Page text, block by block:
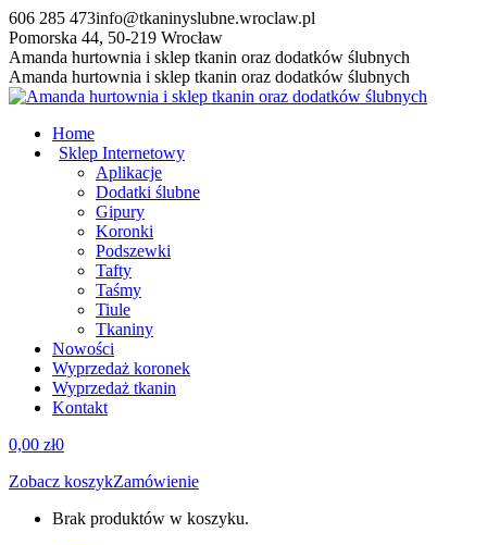
Przewiń
do
zawartości
606 285 473info@tkaninyslubne.wroclaw.pl
Pomorska 44, 50-219 Wrocław
Facebook
page
opens
new
window
Amanda hurtownia i sklep tkanin oraz dodatków ślubnych
Amanda hurtownia i sklep tkanin oraz dodatków ślubnych
Home
Sklep Internetowy
Aplikacje
Dodatki ślubne
Gipury
Koronki
Podszewki
Tafty
Taśmy
Tiule
Tkaniny
Nowości
Wyprzedaż koronek
Wyprzedaż tkanin
Kontakt
0,00 zł0
Zobacz koszykZamówienie
Brak produktów w koszyku.